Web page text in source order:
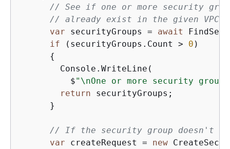
// See if one or more security
// already exist in the given
var securityGroups = await
if (securityGroups.Count > 0 )
{
        Console.WriteLine(
          $
"\nOne or more security
return securityGroups;
      }
// If the security group doesn't
var createRequest = new